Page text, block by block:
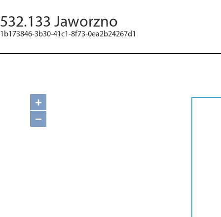
532.133 Jaworzno
1b173846-3b30-41c1-8f73-0ea2b24267d1
+
−